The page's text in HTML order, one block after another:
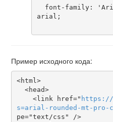
arial;
Пример исходного кода:
<html>
    <link href="
https ://
s=arial-rounded-mt-pro-
pe="text/css" />